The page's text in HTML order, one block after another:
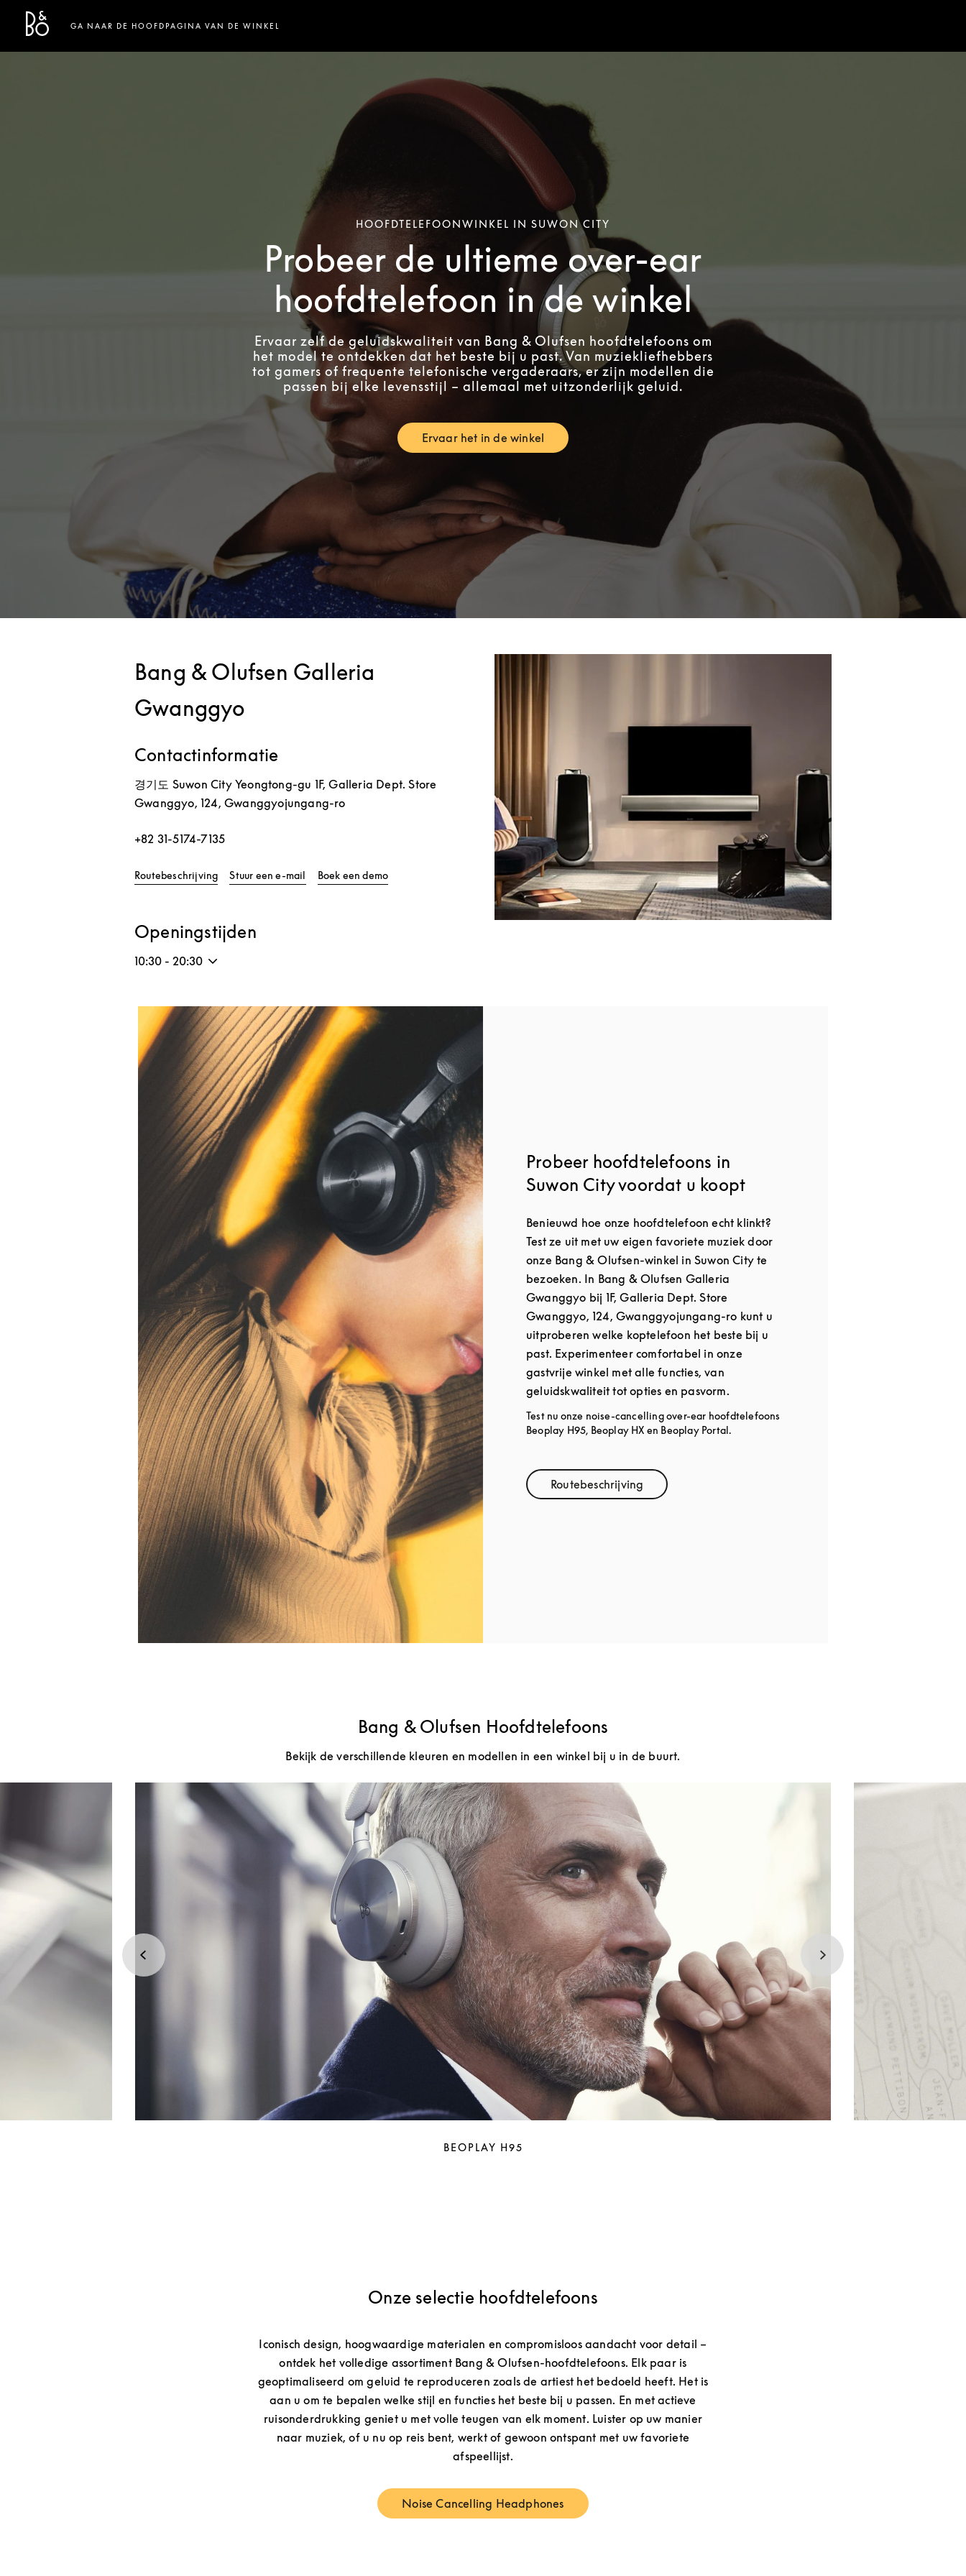
Bang & Olufsen - Exist to Create
Link Opens in New Tab
GA NAAR DE HOOFDPAGINA VAN DE WINKEL
HOOFDTELEFOONWINKEL IN SUWON CITY
Probeer de ultieme over-ear
hoofdtelefoon in de winkel
Ervaar zelf de geluidskwaliteit van Bang & Olufsen hoofdtelefoons om
het model te ontdekken dat het beste bij u past. Van muziekliefhebbers
tot gamers of frequente telefonische vergaderaars, er zijn modellen die
passen bij elke levensstijl – allemaal met uitzonderlijk geluid.
Ervaar het in de winkel
Link Opens in New Tab
Bang & Olufsen Galleria
Gwanggyo
Contactinformatie
경기도 Suwon City Yeongtong-gu 1F, Galleria Dept. Store
Gwanggyo, 124, Gwanggyojungang-ro
+82 31-5174-7135
RoutebeschrijvingLink Opens in New Tab
Stuur een e-mail Boek een demo
Openingstijden
10:30 - 20:30
Afbeelding van evenement
Probeer hoofdtelefoons in
Suwon City voordat u koopt
Benieuwd hoe onze hoofdtelefoon echt klinkt?
Test ze uit met uw eigen favoriete muziek door
onze Bang & Olufsen-winkel in Suwon City te
bezoeken. In Bang & Olufsen Galleria
Gwanggyo bij 1F, Galleria Dept. Store
Gwanggyo, 124, Gwanggyojungang-ro kunt u
uitproberen welke koptelefoon het beste bij u
past. Experimenteer comfortabel in onze
gastvrije winkel met alle functies, van
geluidskwaliteit tot opties en pasvorm.
Test nu onze noise-cancelling over-ear hoofdtelefoons
Beoplay H95, Beoplay HX en Beoplay Portal.
RoutebeschrijvingLink Opens in New Tab
Bang & Olufsen Hoofdtelefoons
Bekijk de verschillende kleuren en modellen in een winkel bij u in de buurt.
BEOPLAY H95
Onze selectie hoofdtelefoons
Iconisch design, hoogwaardige materialen en compromisloos aandacht voor detail –
ontdek het volledige assortiment Bang & Olufsen-hoofdtelefoons. Elk paar is
geoptimaliseerd om geluid te reproduceren zoals de artiest het bedoeld heeft. Het is
aan u om te bepalen welke stijl en functies het beste bij u passen. En met actieve
ruisonderdrukking geniet u met volle teugen van elk moment. Luister op uw manier
naar muziek, of u nu op reis bent, werkt of gewoon ontspant met uw favoriete
afspeellijst.
Noise Cancelling Headphones
Link Opens in New Tab